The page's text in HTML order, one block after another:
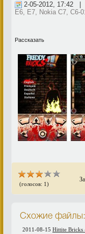
2-05-2012, 17:42
E6, E7, Nokia C7, C6-
Рассказать
(голосов: 1)
Схожие файлы:
2011-08-15 Hittite Bricks